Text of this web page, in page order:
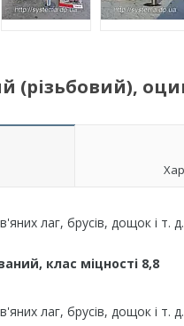
лаг, брусів, дощок і т.
клас міцності 8,8
лаг, брусів, дощок і т. д.